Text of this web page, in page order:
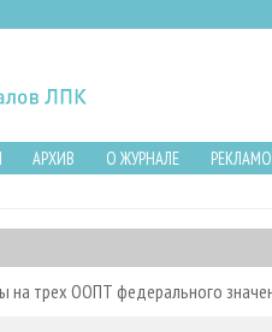
АРХИВ О ЖУРНАЛЕ
на трех ООПТ федерального